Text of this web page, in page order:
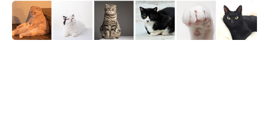
つむぎちゃんの性格について、
「とにかく甘えん坊のかまってち
ゃんです」
と話す飼い主さん。ツンデレのツンはなく、 いつもデ
レデレなのだとか！